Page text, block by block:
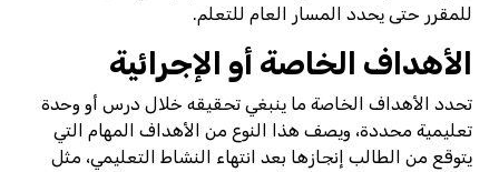
للمقرر حتى يحدد المسار العام للتعلم.
الأهداف الخاصة أو الإجرائية
تحدد الأهداف الخاصة ما ينبغي تحقيقه خلال درس أو وحدة
تعليمية محددة، ويصف هذا النوع من الأهداف المهام التي
يتوقع من الطالب إنجازها بعد انتهاء النشاط التعليمي، مثل